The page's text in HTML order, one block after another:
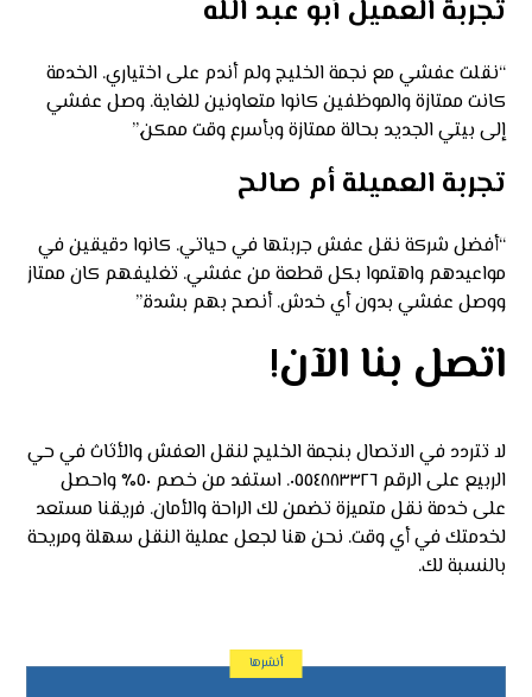
تجربة العميل أبو عبد الله
“نقلت عفشي مع نجمة الخليج ولم أندم على اختياري. الخدمة
كانت ممتازة والموظفين كانوا متعاونين للغاية. وصل عفشي
إلى بيتي الجديد بحالة ممتازة وبأسرع وقت ممكن.”
تجربة العميلة أم صالح
“أفضل شركة نقل عفش جربتها في حياتي. كانوا دقيقين في
مواعيدهم واهتموا بكل قطعة من عفشي. تغليفهم كان ممتاز
ووصل عفشي بدون أي خدش. أنصح بهم بشدة.”
اتصل بنا الآن!
لا تتردد في الاتصال بنجمة الخليج لنقل العفش والأثاث في حي
الربيع على الرقم ٠٥٥٤٨٨٣٣٢٦. استفد من خصم ٥٠٪ واحصل
على خدمة نقل متميزة تضمن لك الراحة والأمان. فريقنا مستعد
لخدمتك في أي وقت. نحن هنا لجعل عملية النقل سهلة ومريحة
بالنسبة لك.